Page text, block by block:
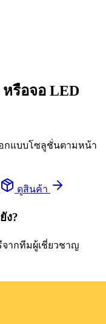
รือจอ LED
กแบบโซลูชั่นตามหน้า
ดูสินค้า
ง?
จากทีมผู้เชี่ยวชาญ